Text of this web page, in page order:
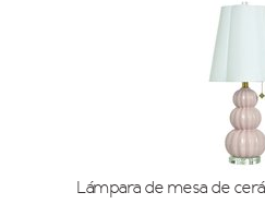
Lámpara de mesa de